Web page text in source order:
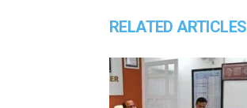
RELATED ARTICLES